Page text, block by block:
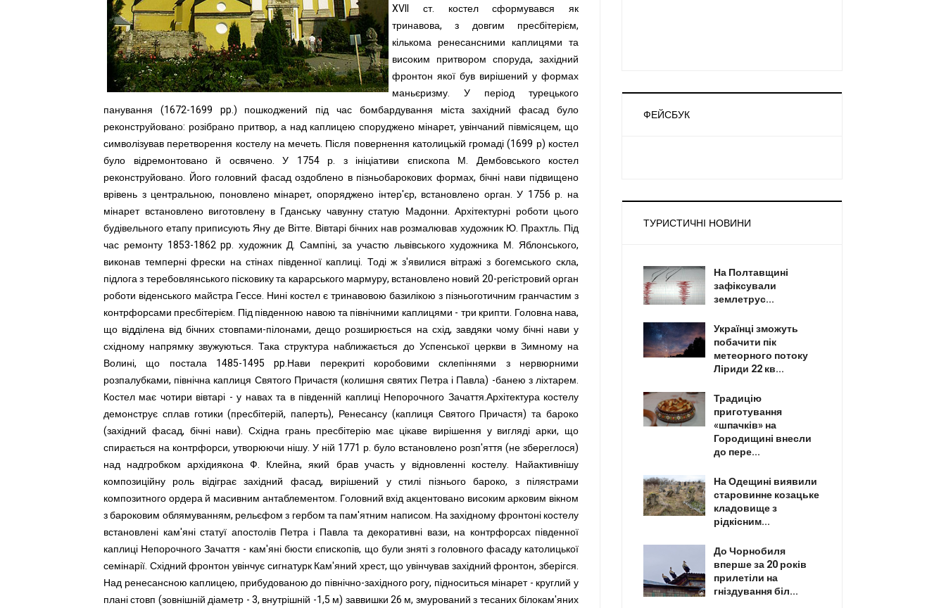
XVII ст. костел сформувався як
тринавова, з довгим пресбітерієм,
кількома ренесансними каплицями та
високим притвором споруда, західний
фронтон якої був вирішений у формах
маньєризму. У період турецького
панування (1672-1699 pp.) пошкоджений під час бомбардування міста західний фасад було
реконструйовано: розібрано притвор, а над каплицею споруджено мінарет, увінчаний півмісяцем, що
символізував перетворення костелу на мечеть. Після повернення католицькій громаді (1699 р) костел
було відремонтовано й освячено. У 1754 р. з ініціативи єпископа М. Дембовського костел
реконструйовано. Його головний фасад оздоблено в пізньобарокових формах, бічні нави підвищено
врівень з центральною, поновлено мінарет, опоряджено інтер'єр, встановлено орган. У 1756 р. на
мінарет встановлено виготовлену в Гданську чавунну статую Мадонни. Архітектурні роботи цього
будівельного етапу приписують Яну де Вітте. Вівтарі бічних нав розмалював художник Ю. Прахтль. Під
час ремонту 1853-1862 pp. художник Д. Сампіні, за участю львівського художника М. Яблонського,
виконав темперні фрески на стінах південної каплиці. Тоді ж з'явилися вітражі з богемського скла,
підлога з теребовлянського пісковику та карарського мармуру, встановлено новий 20-регістровий орган
роботи віденського майстра Гессе. Нині костел є тринавовою базилікою з пізньоготичним гранчастим з
контрфорсами пресбітерієм. Під південною навою та північними каплицями - три крипти. Головна нава,
що відділена від бічних стовпами-пілонами, дещо розширюється на схід, завдяки чому бічні нави у
східному напрямку звужуються. Така структура наближається до Успенської церкви в Зимному на
Волині, що постала 1485-1495 pp.Нави перекриті коробовими склепіннями з нервюрними
розпалубками, північна каплиця Святого Причастя (колишня святих Петра і Павла) -банею з ліхтарем.
Костел має чотири вівтарі - у навах та в південній каплиці Непорочного Зачаття.Архітектура костелу
демонструє сплав готики (пресбітерій, паперть), Ренесансу (каплиця Святого Причастя) та бароко
(західний фасад, бічні нави). Східна грань пресбітерію має цікаве вирішення у вигляді арки, що
спирається на контрфорси, утворюючи нішу. У ній 1771 р. було встановлено розп'яття (не збереглося)
над надгробком архідиякона Ф. Клейна, який брав участь у відновленні костелу. Найактивнішу
композиційну роль відіграє західний фасад, вирішений у стилі пізнього бароко, з пілястрами
композитного ордера й масивним антаблементом. Головний вхід акцентовано високим арковим вікном
з бароковим облямуванням, рельєфом з гербом та пам'ятним написом. На західному фронтоні костелу
встановлені кам'яні статуї апостолів Петра і Павла та декоративні вази, на контрфорсах південної
каплиці Непорочного Зачаття - кам'яні бюсти єпископів, що були зняті з головного фасаду католицької
семінарії. Східний фронтон увінчує сигнатурк Кам'яний хрест, що увінчував західний фронтон, зберігся.
Над ренесансною каплицею, прибудованою до північно-західного рогу, підноситься мінарет - круглий у
плані стовп (зовнішній діаметр - 3, внутрішній -1,5 м) заввишки 26 м, змурований з тесаних білокам'яних
ФЕЙСБУК
ТУРИСТИЧНІ НОВИНИ
На Полтавщині
зафіксували
землетрус...
Українці зможуть
побачити пік
метеорного потоку
Ліриди 22 кв...
Традицію
приготування
«шпачків» на
Городищині внесли
до пере...
На Одещині виявили
старовинне козацьке
кладовище з
рідкісним...
До Чорнобиля
вперше за 20 років
прилетіли на
гніздування біл...